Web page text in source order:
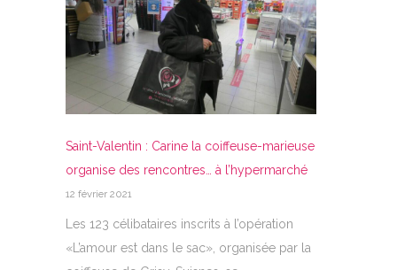
Saint-Valentin : Carine la coiffeuse-marieuse
organise des rencontres… à l’hypermarché
12 février 2021
Les 123 célibataires inscrits à l’opération
«L’amour est dans le sac», organisée par la